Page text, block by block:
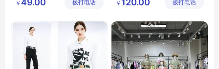
限公司
￥ 49.00 拨打电话
公司
￥ 120.00 拨打电话